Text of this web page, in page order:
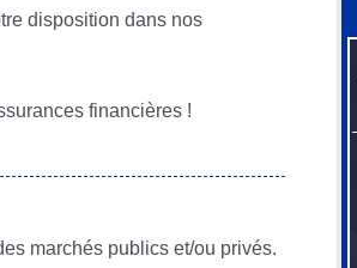
disposition dans nos
financières !
marchés publics et/ou privés.